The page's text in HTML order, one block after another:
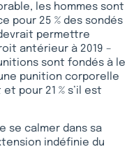
les hommes sont
pour 25 % des sondés
permettre
antérieur à 2019 –
sont fondés à le
punition corporelle
pour 21 % s’il est
se calmer dans sa
indéfinie du